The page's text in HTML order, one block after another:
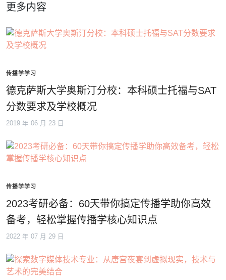
更多内容
传播学学习
德克萨斯大学奥斯汀分校：本科硕士托福与SAT
分数要求及学校概况
2019 年 06 月 23 日
传播学学习
2023考研必备：60天带你搞定传播学助你高效
备考，轻松掌握传播学核心知识点
2022 年 07 月 29 日